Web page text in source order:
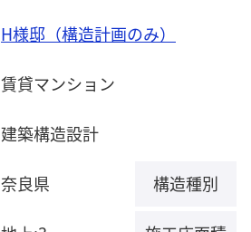
H様邸（構造計画のみ）
賃貸マンション
建築構造設計
奈良県 構造種別